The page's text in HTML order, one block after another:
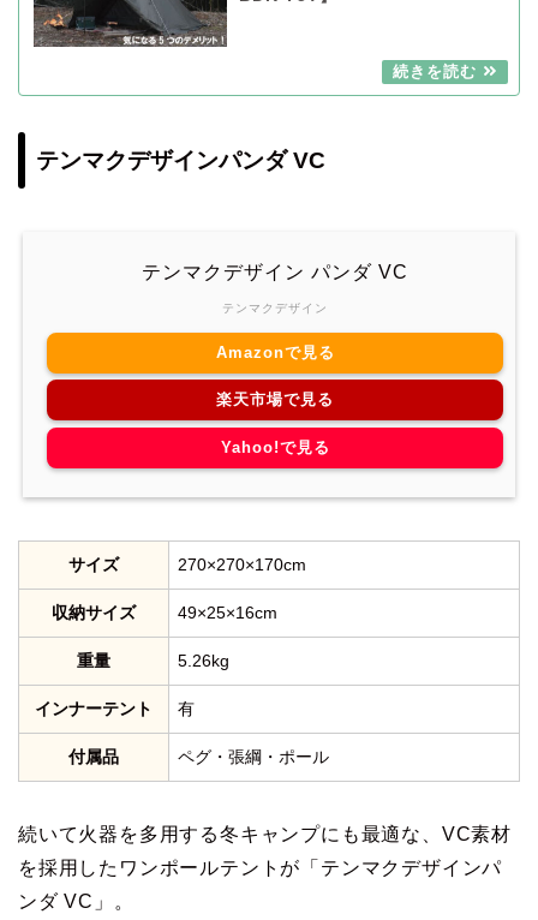
テンマクデザインパンダ VC
テンマクデザイン パンダ VC
テンマクデザイン
Amazonで見る
楽天市場で見る
Yahoo!で見る
サイズ 270×270×170cm
収納サイズ 49×25×16cm
重量 5.26kg
インナーテント 有
付属品 ペグ・張綱・ポール
続いて火器を多用する冬キャンプにも最適な、VC素材
を採用したワンポールテントが「テンマクデザインパ
ンダ VC」。